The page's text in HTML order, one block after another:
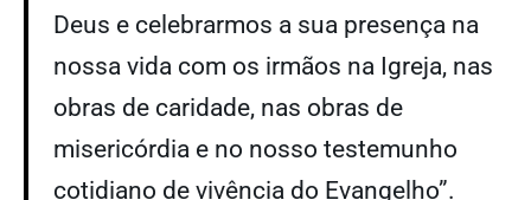
Deus e celebrarmos a sua presença na
nossa vida com os irmãos na Igreja, nas
obras de caridade, nas obras de
misericórdia e no nosso testemunho
cotidiano de vivência do Evangelho”.